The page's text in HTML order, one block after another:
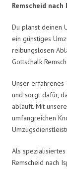
Remscheid nach
Du planst deinen
ein günstiges
reibungslosen
Gottschalk
Unser erfahrenes
und sorgt dafür,
abläuft. Mit
umfangreichen
Als
Remscheid nach